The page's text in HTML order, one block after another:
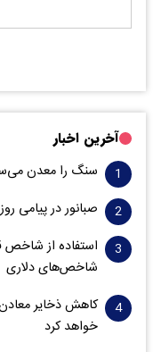
آخرین اخبار
سنگ را معدن
صبانور در پیامی
استفاده از
شاخص‌های دلاری
کاهش ذخایر
خواهد کرد